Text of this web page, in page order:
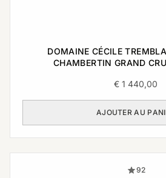
DOMAINE CÉCILE
CHAMBERTIN GRAND
€ 1 440,00
AJOUTER AU
92